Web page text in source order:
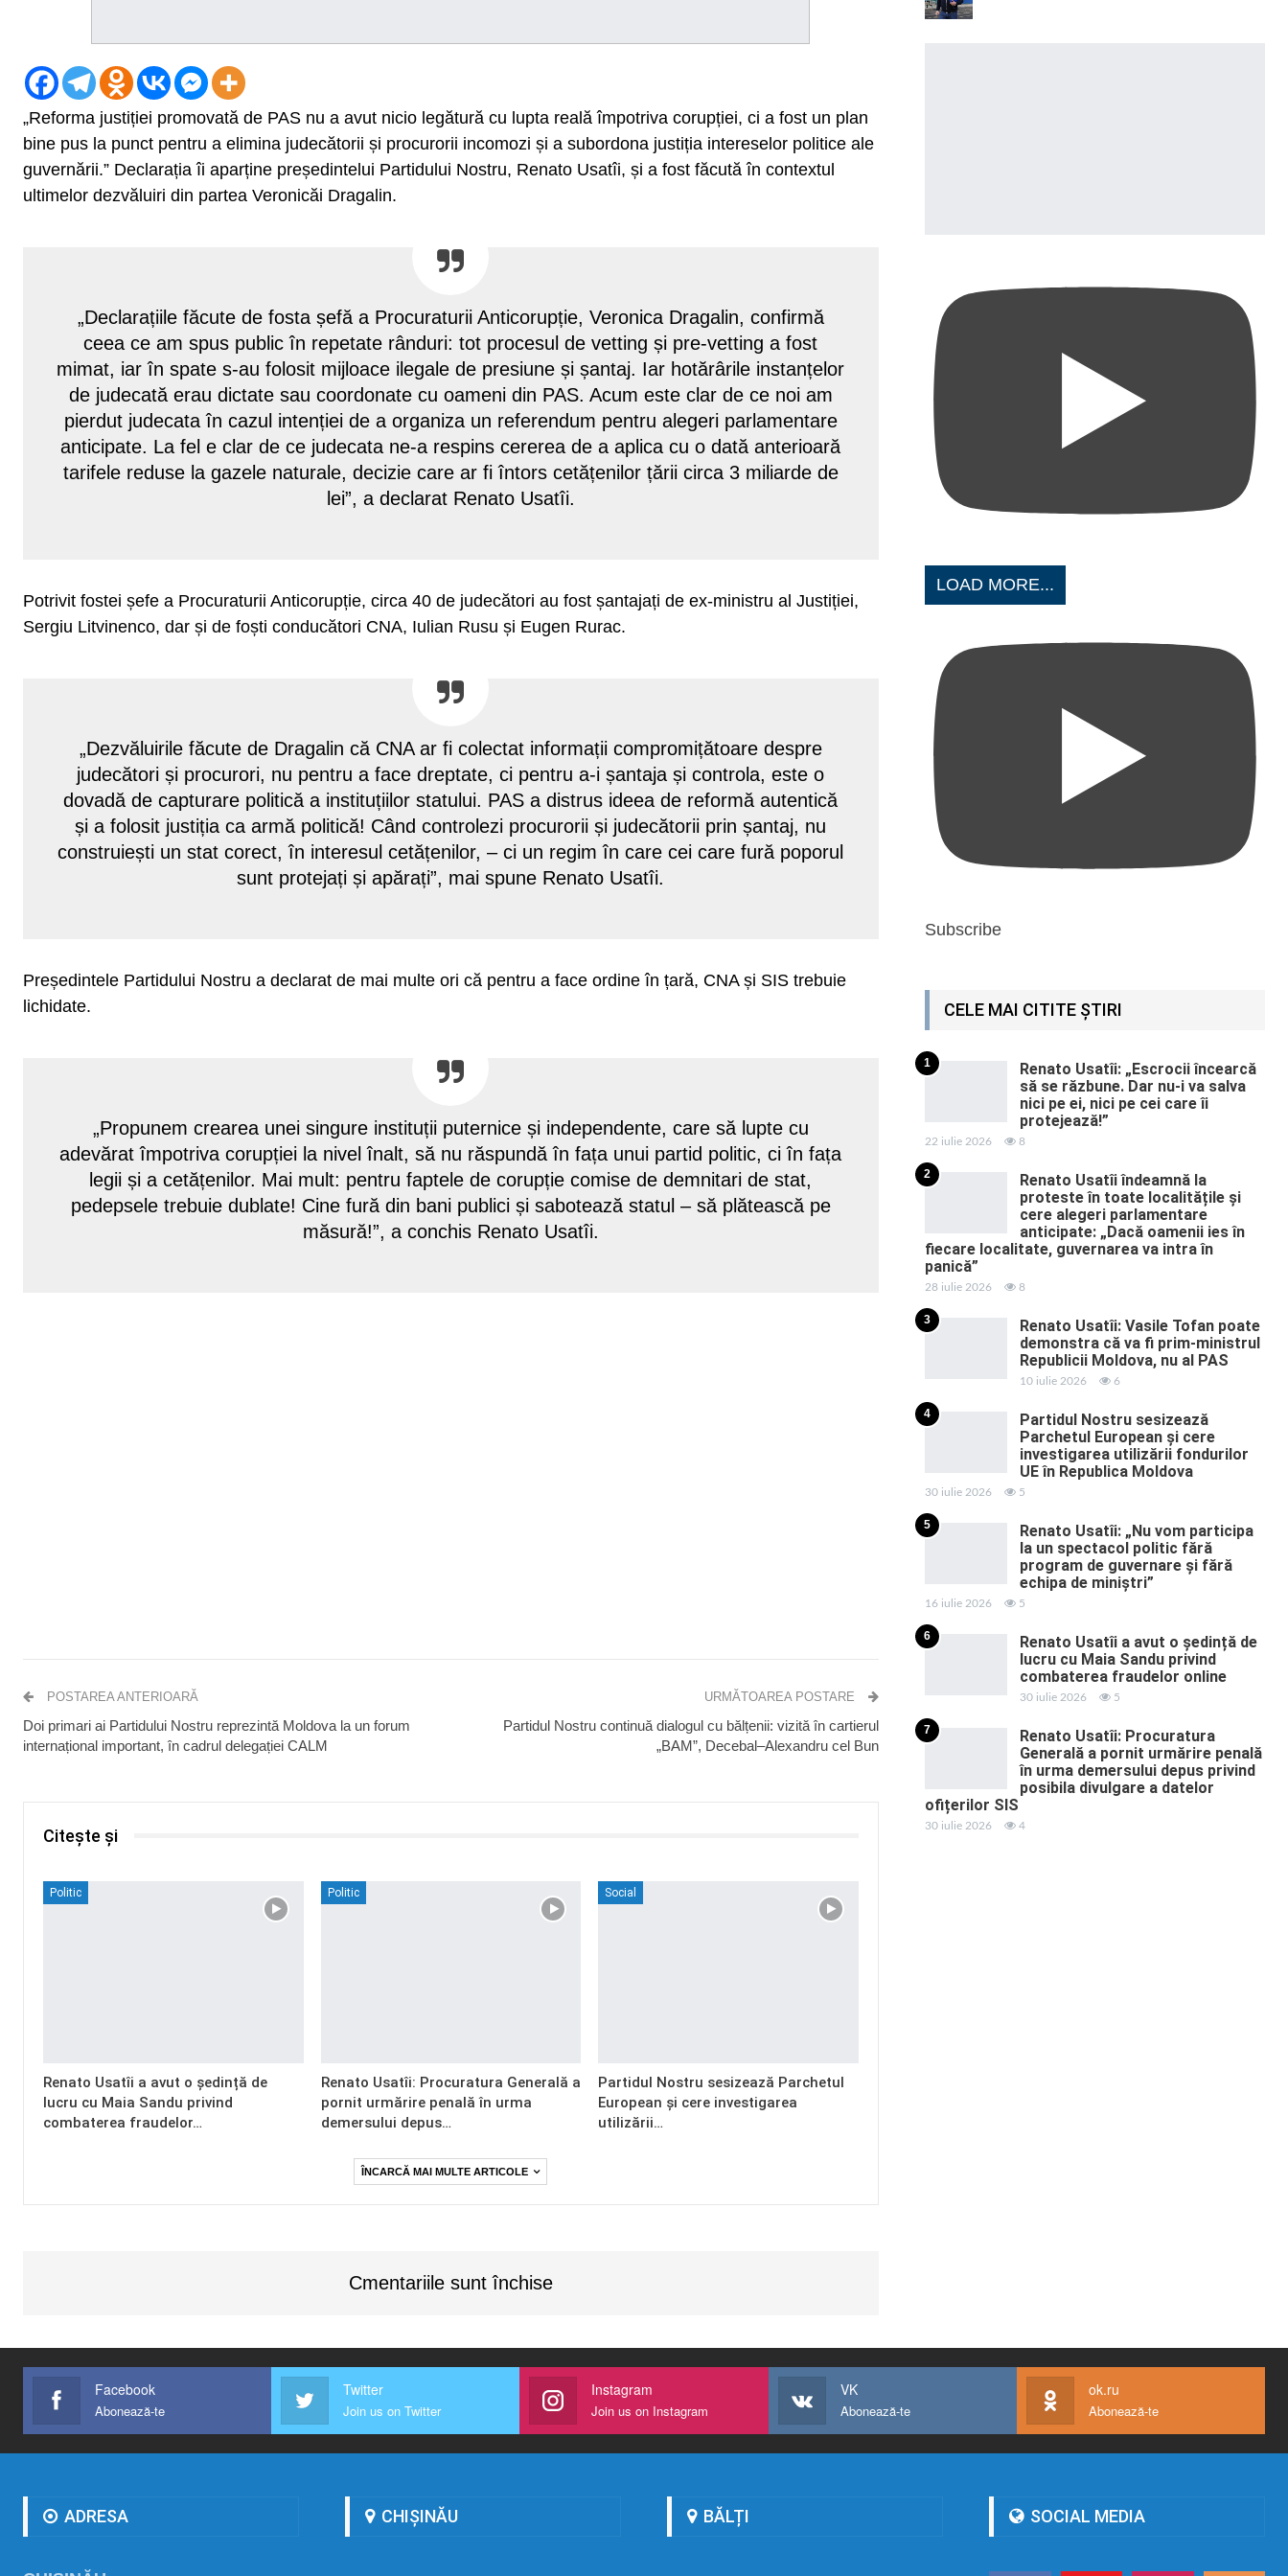
„Reforma justiției promovată de PAS nu a avut nicio legătură cu lupta reală împotriva corupției, ci a fost un plan
bine pus la punct pentru a elimina judecătorii și procurorii incomozi și a subordona justiția intereselor politice ale
guvernării.” Declarația îi aparține președintelui Partidului Nostru, Renato Usatîi, și a fost făcută în contextul
ultimelor dezvăluiri din partea Veronicăi Dragalin.
„Declarațiile făcute de fosta șefă a Procuraturii Anticorupție, Veronica Dragalin, confirmă
ceea ce am spus public în repetate rânduri: tot procesul de vetting și pre-vetting a fost
mimat, iar în spate s-au folosit mijloace ilegale de presiune și șantaj. Iar hotărârile instanțelor
de judecată erau dictate sau coordonate cu oameni din PAS. Acum este clar de ce noi am
pierdut judecata în cazul intenției de a organiza un referendum pentru alegeri parlamentare
anticipate. La fel e clar de ce judecata ne-a respins cererea de a aplica cu o dată anterioară
tarifele reduse la gazele naturale, decizie care ar fi întors cetățenilor țării circa 3 miliarde de
lei”, a declarat Renato Usatîi.
Potrivit fostei șefe a Procuraturii Anticorupție, circa 40 de judecători au fost șantajați de ex-ministru al Justiției,
Sergiu Litvinenco, dar și de foști conducători CNA, Iulian Rusu și Eugen Rurac.
„Dezvăluirile făcute de Dragalin că CNA ar fi colectat informații compromițătoare despre
judecători și procurori, nu pentru a face dreptate, ci pentru a-i șantaja și controla, este o
dovadă de capturare politică a instituțiilor statului. PAS a distrus ideea de reformă autentică
și a folosit justiția ca armă politică! Când controlezi procurorii și judecătorii prin șantaj, nu
construiești un stat corect, în interesul cetățenilor, – ci un regim în care cei care fură poporul
sunt protejați și apărați”, mai spune Renato Usatîi.
Președintele Partidului Nostru a declarat de mai multe ori că pentru a face ordine în țară, CNA și SIS trebuie
lichidate.
„Propunem crearea unei singure instituții puternice și independente, care să lupte cu
adevărat împotriva corupției la nivel înalt, să nu răspundă în fața unui partid politic, ci în fața
legii și a cetățenilor. Mai mult: pentru faptele de corupție comise de demnitari de stat,
pedepsele trebuie dublate! Cine fură din bani publici și sabotează statul – să plătească pe
măsură!”, a conchis Renato Usatîi.
POSTAREA ANTERIOARĂ
Doi primari ai Partidului Nostru reprezintă Moldova la un forum
internațional important, în cadrul delegației CALM
URMĂTOAREA POSTARE
Partidul Nostru continuă dialogul cu bălțenii: vizită în cartierul
„BAM”, Decebal–Alexandru cel Bun
Citește și
Politic
Renato Usatîi a avut o ședință de
lucru cu Maia Sandu privind
combaterea fraudelor…
Politic
Renato Usatîi: Procuratura Generală a
pornit urmărire penală în urma
demersului depus…
Social
Partidul Nostru sesizează Parchetul
European și cere investigarea
utilizării…
ÎNCARCĂ MAI MULTE ARTICOLE
Cmentariile sunt închise
LOAD MORE...
Subscribe
CELE MAI CITITE ȘTIRI
1
Renato Usatîi: „Escrocii încearcă
să se răzbune. Dar nu-i va salva
nici pe ei, nici pe cei care îi
protejează!”
22 iulie 2026 8
2
Renato Usatîi îndeamnă la
proteste în toate localitățile și
cere alegeri parlamentare
anticipate: „Dacă oamenii ies în
fiecare localitate, guvernarea va intra în
panică”
28 iulie 2026 8
3
Renato Usatîi: Vasile Tofan poate
demonstra că va fi prim-ministrul
Republicii Moldova, nu al PAS
10 iulie 2026 6
4
Partidul Nostru sesizează
Parchetul European și cere
investigarea utilizării fondurilor
UE în Republica Moldova
30 iulie 2026 5
5
Renato Usatîi: „Nu vom participa
la un spectacol politic fără
program de guvernare și fără
echipa de miniștri”
16 iulie 2026 5
6
Renato Usatîi a avut o ședință de
lucru cu Maia Sandu privind
combaterea fraudelor online
30 iulie 2026 5
7
Renato Usatîi: Procuratura
Generală a pornit urmărire penală
în urma demersului depus privind
posibila divulgare a datelor
ofițerilor SIS
30 iulie 2026 4
Facebook
Abonează-te
Twitter
Join us on Twitter
Instagram
Join us on Instagram
VK
Abonează-te
ok.ru
Abonează-te
ADRESA CHIȘINĂU BĂLȚI SOCIAL MEDIA